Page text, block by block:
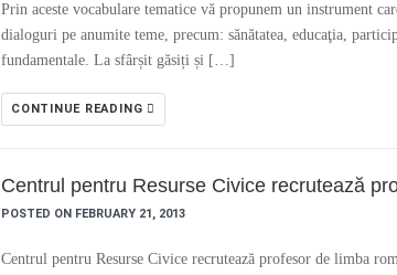
Prin aceste vocabulare tematice vă propunem un instrument
dialoguri pe anumite teme, precum: sănătatea, educaţia,
fundamentale. La sfârșit găsiți și […]
CONTINUE READING
Centrul pentru Resurse Civice recrutează
POSTED ON FEBRUARY 21, 2013
Centrul pentru Resurse Civice recrutează profesor de limba